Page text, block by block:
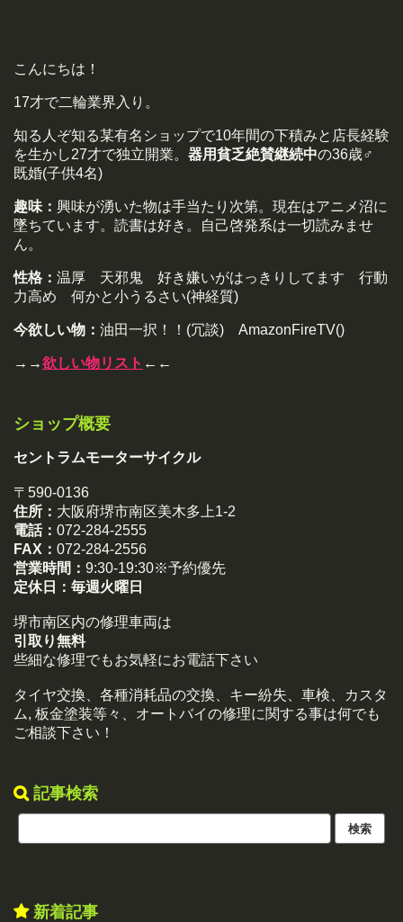
こんにちは！
17才で二輪業界入り。
知る人ぞ知る某有名ショップで10年間の下積みと店長経験
を生かし27才で独立開業。 器用貧乏絶賛継続中の36歳♂
既婚(子供4名)
趣味： 興味が湧いた物は手当たり次第。現在はアニメ沼に
墜ちています。読書は好き。自己啓発系は一切読みませ
ん。
性格： 温厚 天邪鬼 好き嫌いがはっきりしてます 行動
力高め 何かと小うるさい(神経質)
今欲しい物： 油田一択！！(冗談) AmazonFireTV()
→→欲しい物リスト ←←
ショップ概要
セントラムモーターサイクル
〒590-0136
住所： 大阪府堺市南区美木多上1-2
電話： 072-284-2555
FAX： 072-284-2556
営業時間： 9:30-19:30※予約優先
定休日： 毎週火曜日
堺市南区内の修理車両は
引取り無料
些細な修理でもお気軽にお電話下さい
タイヤ交換、各種消耗品の交換、キー紛失、車検、カスタ
ム, 板金塗装等々、オートバイの修理に関する事は何でも
ご相談下さい！
記事検索
新着記事